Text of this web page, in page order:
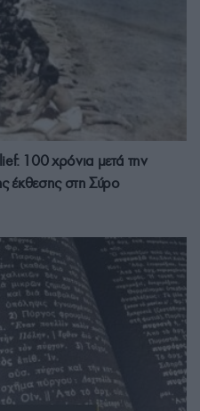
100 χρόνια μετά την
έκθεσης στη Σύρο